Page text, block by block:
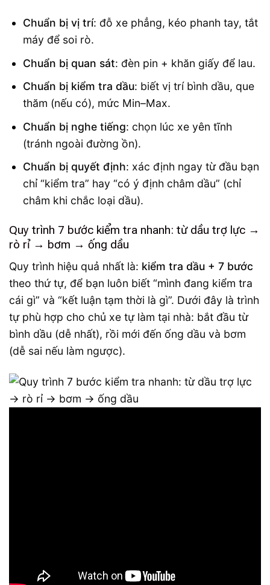
Chuẩn bị vị trí: đỗ xe phẳng, kéo phanh tay, tắt
máy để soi rò.
Chuẩn bị quan sát: đèn pin + khăn giấy để lau.
Chuẩn bị kiểm tra dầu: biết vị trí bình dầu, que
thăm (nếu có), mức Min–Max.
Chuẩn bị nghe tiếng: chọn lúc xe yên tĩnh
(tránh ngoài đường ồn).
Chuẩn bị quyết định: xác định ngay từ đầu bạn
chỉ “kiểm tra” hay “có ý định châm dầu” (chỉ
châm khi chắc loại dầu).
Quy trình 7 bước kiểm tra nhanh: từ dầu trợ lực →
rò rỉ → bơm → ống dầu
Quy trình hiệu quả nhất là: kiểm tra dầu + 7 bước
theo thứ tự, để bạn luôn biết “mình đang kiểm tra
cái gì” và “kết luận tạm thời là gì”. Dưới đây là trình
tự phù hợp cho chủ xe tự làm tại nhà: bắt đầu từ
bình dầu (dễ nhất), rồi mới đến ống dầu và bơm
(dễ sai nếu làm ngược).